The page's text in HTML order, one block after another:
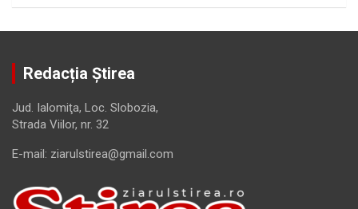
Redacția Știrea
Jud. Ialomiţa, Loc. Slobozia,
Strada Viilor, nr. 32
E-mail: ziarulstirea@gmail.com